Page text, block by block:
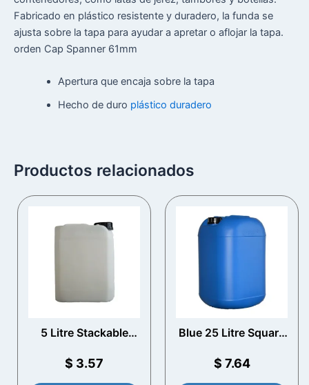
Fabricado en plástico resistente y duradero, la funda se
ajusta sobre la tapa para ayudar a apretar o aflojar la tapa.
orden Cap Spanner 61mm
Apertura que encaja sobre la tapa
Hecho de duro plástico duradero
Productos relacionados
5 Litre Stackable
T/E Cap
$ 3.57
Blue 25 Litre Square
T/E Cap
$ 7.64